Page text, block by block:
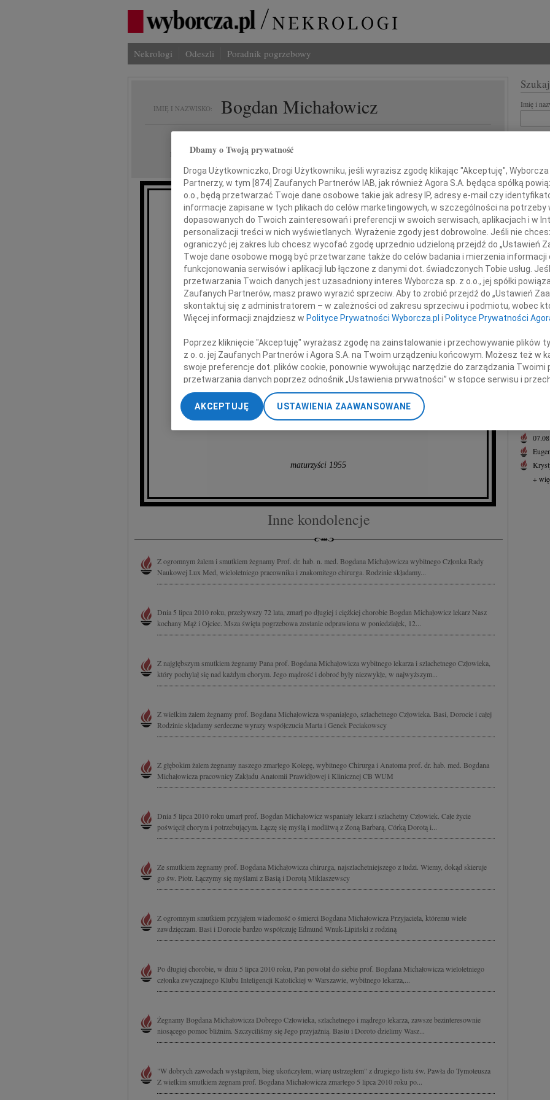
Nekrologi Odeszli Poradnik pogrzebowy
IMIĘ I NAZWISKO: Bogdan Michałowicz
DATA EMISJI: 10.07.2010
Łączymy się z Tobą
Basiu
i z
Dorotą
w głębokim bólu po śmierci Waszego Męża i Ojca,
a naszego Przyjaciela i szkolnego Kolegi
profesora
Bogdana Michałowicza
maturzyści 1955
Inne kondolencje
Z ogromnym żalem i smutkiem żegnamy Prof. dr. hab. n. med. Bogdana Michałowicza wybitnego Członka Rady
Naukowej Lux Med, wieloletniego pracownika i znakomitego chirurga. Rodzinie składamy...
Dnia 5 lipca 2010 roku, przeżywszy 72 lata, zmarł po długiej i ciężkiej chorobie Bogdan Michałowicz lekarz Nasz
kochany Mąż i Ojciec. Msza święta pogrzebowa zostanie odprawiona w poniedziałek, 12...
Z najgłębszym smutkiem żegnamy Pana prof. Bogdana Michałowicza wybitnego lekarza i szlachetnego Człowieka,
który pochylał się nad każdym chorym. Jego mądrość i dobroć były niezwykłe, w najwyższym...
Z wielkim żalem żegnamy prof. Bogdana Michałowicza wspaniałego, szlachetnego Człowieka. Basi, Dorocie i całej
Rodzinie składamy serdeczne wyrazy współczucia Marta i Genek Peciakowscy
Z głębokim żalem żegnamy naszego zmarłego Kolegę, wybitnego Chirurga i Anatoma prof. dr. hab. med. Bogdana
Michałowicza pracownicy Zakładu Anatomii Prawidłowej i Klinicznej CB WUM
Dnia 5 lipca 2010 roku umarł prof. Bogdan Michałowicz wspaniały lekarz i szlachetny Człowiek. Całe życie
poświęcił chorym i potrzebującym. Łączę się myślą i modlitwą z Żoną Barbarą, Córką Dorotą i...
Ze smutkiem żegnamy prof. Bogdana Michałowicza chirurga, najszlachetniejszego z ludzi. Wiemy, dokąd skieruje
go św. Piotr. Łączymy się myślami z Basią i Dorotą Miklaszewscy
Z ogromnym smutkiem przyjąłem wiadomość o śmierci Bogdana Michałowicza Przyjaciela, któremu wiele
zawdzięczam. Basi i Dorocie bardzo współczuję Edmund Wnuk-Lipiński z rodziną
Po długiej chorobie, w dniu 5 lipca 2010 roku, Pan powołał do siebie prof. Bogdana Michałowicza wieloletniego
członka zwyczajnego Klubu Inteligencji Katolickiej w Warszawie, wybitnego lekarza,...
Żegnamy Bogdana Michałowicza Dobrego Człowieka, szlachetnego i mądrego lekarza, zawsze bezinteresownie
niosącego pomoc bliźnim. Szczyciliśmy się Jego przyjaźnią. Basiu i Doroto dzielimy Wasz...
"W dobrych zawodach wystąpiłem, bieg ukończyłem, wiarę ustrzegłem" z drugiego listu św. Pawła do Tymoteusza
Z wielkim smutkiem żegnam prof. Bogdana Michałowicza zmarłego 5 lipca 2010 roku po...
Imię i
INNE
Z
W
+
+
Dbamy o Twoją prywatność
Droga Użytkowniczko, Drogi Użytkowniku, jeśli wyrazisz zgodę klikając "Akceptuję",
Partnerzy, w tym [ 874 ] Zaufanych Partnerów IAB, jak również Agora S.A. będąca spółką
o.o., będą przetwarzać Twoje dane osobowe takie jak adresy IP, adresy e-mail czy
informacje zapisane w tych plikach do celów marketingowych, w szczególności na potrzeby
dopasowanych do Twoich zainteresowań i preferencji w swoich serwisach, aplikacjach i w
personalizacji treści w nich wyświetlanych. Wyrażenie zgody jest dobrowolne. Jeśli nie
ograniczyć jej zakres lub chcesz wycofać zgodę uprzednio udzieloną przejdź do „Ustawień
Twoje dane osobowe mogą być przetwarzane także do celów badania i mierzenia
funkcjonowania serwisów i aplikacji lub łączone z danymi dot. świadczonych Tobie usług.
przetwarzania Twoich danych jest uzasadniony interes Wyborcza sp. z o.o., jej spółki
Zaufanych Partnerów, masz prawo wyrazić sprzeciw. Aby to zrobić przejdź do „Ustawień
skontaktuj się z administratorem – w zależności od zakresu sprzeciwu i podmiotu, wobec
Więcej informacji znajdziesz w Polityce Prywatności Wyborcza.pl i Polityce Prywatności
Poprzez kliknięcie "Akceptuję" wyrażasz zgodę na zainstalowanie i przechowywanie plików
z o. o. jej Zaufanych Partnerów i Agora S.A. na Twoim urządzeniu końcowym. Możesz też w
swoje preferencje dot. plików cookie, ponownie wywołując narzędzie do zarządzania Twoimi
przetwarzania danych poprzez odnośnik „Ustawienia prywatności” w stopce serwisu i
„Ustawienia zaawansowane”. Zmiana ustawień plików cookie możliwa jest także za pomocą
My, nasi Zaufani Partnerzy i Agora S.A. możemy przetwarzać dane osobowe w
dokładnych danych geolokalizacyjnych. Aktywne skanowanie charakterystyki urządzenia do
Przechowywanie informacji na urządzeniu lub dostęp do nich. Spersonalizowane reklamy i
USTAWIENIA ZAAWANSOWANE
AKCEPTUJĘ